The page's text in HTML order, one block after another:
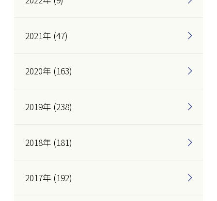
2021年 (47)
2020年 (163)
2019年 (238)
2018年 (181)
2017年 (192)